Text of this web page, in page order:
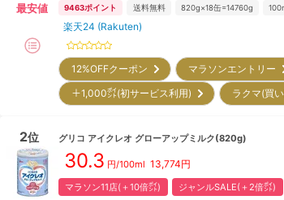
最安値 9463ポイント 送料無料 820g×18缶=14760g
楽天24 (Rakuten)
12%OFFクーポン マラソンエントリー
＋1,000㌽(初サービス利用)
ラクマ(買
2位 グリコ アイクレオ グローアップミルク(820g)
30.3 円/100ml 13,774円
マラソン11店(＋10倍㌽) ジャンルSALE(＋2倍㌽)